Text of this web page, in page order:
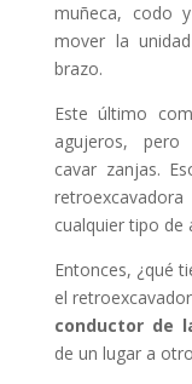
muñeca, codo
mover la
brazo.
Este último
agujeros, pero
cavar zanjas.
cualquier tipo de
Entonces, ¿qué
el
conductor de
de un lugar a